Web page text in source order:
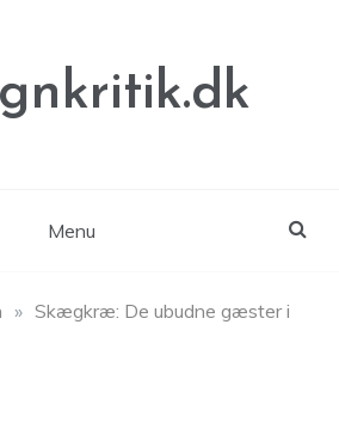
Menu
» Skægkræ: De ubudne gæster i